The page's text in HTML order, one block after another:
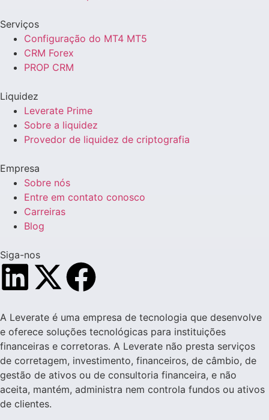
Serviços
Configuração do MT4 MT5
CRM Forex
PROP CRM
Liquidez
Leverate Prime
Sobre a liquidez
Provedor de liquidez de criptografia
Empresa
Sobre nós
Entre em contato conosco
Carreiras
Blog
Siga-nos
A Leverate é uma empresa de tecnologia que desenvolve
e oferece soluções tecnológicas para instituições
financeiras e corretoras. A Leverate não presta serviços
de corretagem, investimento, financeiros, de câmbio, de
gestão de ativos ou de consultoria financeira, e não
aceita, mantém, administra nem controla fundos ou ativos
de clientes.